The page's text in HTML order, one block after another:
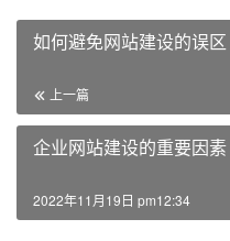
如何避免网站建设的误区
上一篇
企业网站建设的重要因素
2022年11月19日 pm12:34